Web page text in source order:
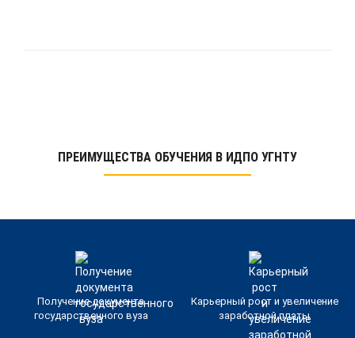
ПРЕИМУЩЕСТВА ОБУЧЕНИЯ В ИДПО УГНТУ
Получение документа
государственного вуза
Карьерный рост и увеличение
заработной платы